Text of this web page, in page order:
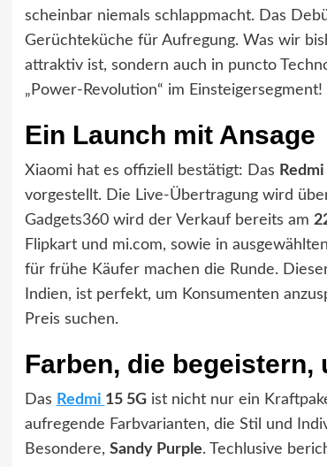
scheinbar niemals schlappmacht. Das
Gerüchteküche für Aufregung. Was wir
attraktiv ist, sondern auch in puncto
„Power-Revolution“ im Einsteigersegment!
Ein Launch mit Ansage
Xiaomi hat es offiziell bestätigt: Das
vorgestellt. Die Live-Übertragung wird
Gadgets360 wird der Verkauf bereits am
Flipkart und mi.com, sowie in
für frühe Käufer machen die Runde.
Indien, ist perfekt, um Konsumenten
Preis suchen.
Farben, die
Das Redmi 15 5Gist nicht nur ein
aufregende Farbvarianten, die Stil und
Besondere, Sandy Purple. Techlusive